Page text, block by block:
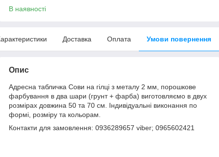
В наявності
Доставка Оплата Умови повернення
Опис
Адресна табличка Сови на гілці з металу 2 мм, порошкове
фарбування в два шари (грунт + фарба) виготовляємо в двух
розмірах довжина 50 та 70 см. Індивідуальні виконання по
формі, розміру та кольорам.
Контакти для замовлення: 0936289657 viber; 0965602421